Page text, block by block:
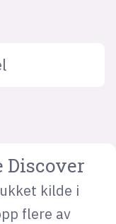
Discover
kilde i
flere av